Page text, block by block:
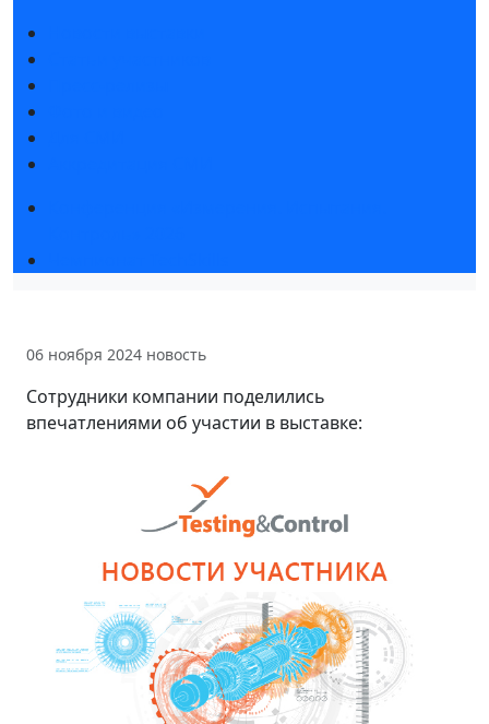
06 ноября 2024 новость
Сотрудники компании поделились
впечатлениями об участии в выставке: